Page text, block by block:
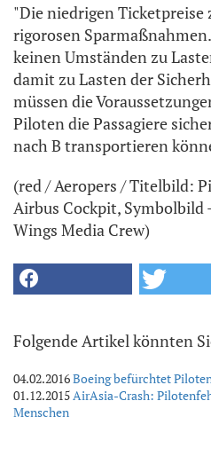
"Die niedrigen
rigorosen
keinen Umständen zu
damit zu Lasten der
müssen die
Piloten die Passagiere
nach B transportieren
(red / Aeropers / Titelbild:
Airbus Cockpit,
Wings Media Crew)
Folgende Artikel könnten
04.02.2016Boeing befürchtet
01.12.2015 AirAsia-Crash:
Menschen